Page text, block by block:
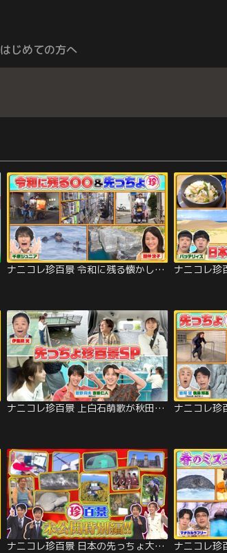
はじめての方へ
ナニコレ珍百景 令和に残る懐かしの〇〇＆北海道・山口の先っちょに驚きの絶景SP（2026/07/12放送分）
ナニコレ珍百景 上白石萌歌が秋田の先っちょ大調査！＆M！LKが驚いた三重の先っちょSP（2026/06/07放送分）
ナニコレ珍百景 日本の先っちょ大調査＆あの珍百景は今？…未公開の特別編（2026/04/25放送分）